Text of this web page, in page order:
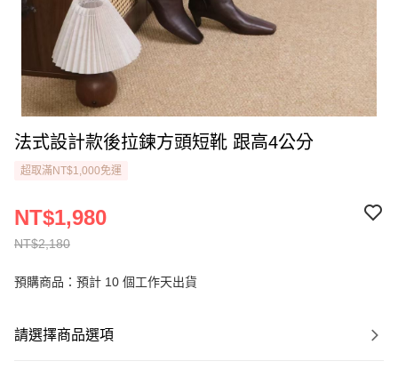
法式設計款後拉鍊方頭短靴 跟高4公分
超取滿NT$1,000免運
NT$2,180
NT$1,980
預購商品：預計 10 個工作天出貨
請選擇商品選項